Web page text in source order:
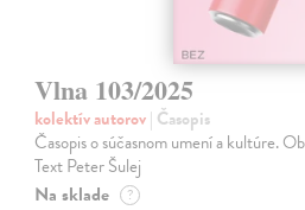
Vlna 103/2025
kolektív autorov| Časopis
Časopis o súčasnom umení a kultúre.
Text Peter Šulej
Na sklade ?